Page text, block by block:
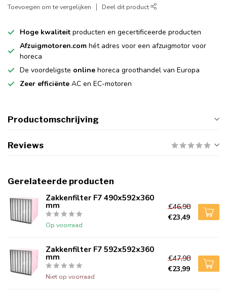
Toevoegen om te vergelijken Deel dit product
Hoge kwaliteit producten en gecertificeerde producten
Afzuigmotoren.com hét adres voor een afzuigmotor voor
horeca
De voordeligste online horeca groothandel van Europa
Zeer efficiënte AC en EC-motoren
Productomschrijving
Reviews
Gerelateerde producten
Zakkenfilter F7 490x592x360
mm
Op voorraad
€46,98
€23,49
Zakkenfilter F7 592x592x360
mm
Niet op voorraad
€47,98
€23,99